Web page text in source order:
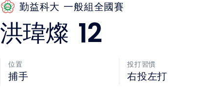
勤益科大 一般組全國賽
洪瑋燦 12
位置
捕手
投打習慣
右投左打